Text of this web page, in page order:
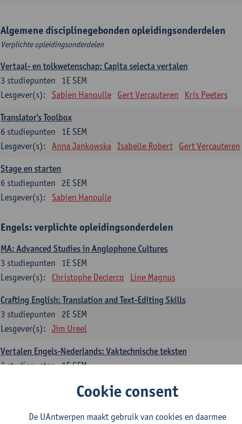
Algemene disciplinegebonden opleidingsonderdelen
Verplichte opleidingsonderdelen
Vertaal- en tolkwetenschap: Capita selecta vertalen
1E SEM
3 studiepunten
Lesgever(s):
Sabien Hanoulle Gert Vercauteren Kris Peeters
Translator's Toolbox
1E SEM
6 studiepunten
Lesgever(s):
Anna Jankowska Isabelle Robert Gert Vercauteren
Stage en starten
2E SEM
6 studiepunten
Lesgever(s):
Sabien Hanoulle
Engels: verplichte opleidingsonderdelen
MA: Advanced Studies in Anglophone Cultures
1E SEM
3 studiepunten
Lesgever(s):
Christophe Declercq Line Magnus
Crafting English: Translation and Text-Editing Skills
2E SEM
3 studiepunten
Lesgever(s):
Jim Ureel
Vertalen Engels-Nederlands: Vaktechnische teksten
1E SEM
3studiepunten
2E SEM
studiepunten
Cookie consent
De UAntwerpen maakt gebruik van cookies en daarmee